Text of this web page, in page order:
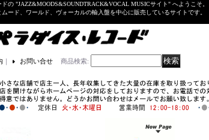
の "JAZZ&MOODS&SOUNDTRACK&VOCAL MUSICサイト" へようこそ。
ムード、ワールド、ヴォーカルの輸入盤を中心に販売しているサイトです。
｜ お問い合せ 商品検索: